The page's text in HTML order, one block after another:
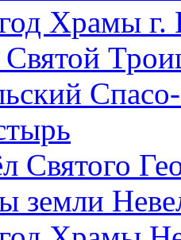
Храмы г.
Святого
земли